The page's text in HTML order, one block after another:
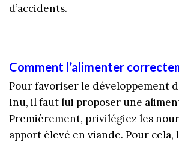
d’accidents.
Comment l’alimenter
Pour favoriser le développement
Inu, il faut lui proposer une
Premièrement, privilégiez les
apport élevé en viande. Pour